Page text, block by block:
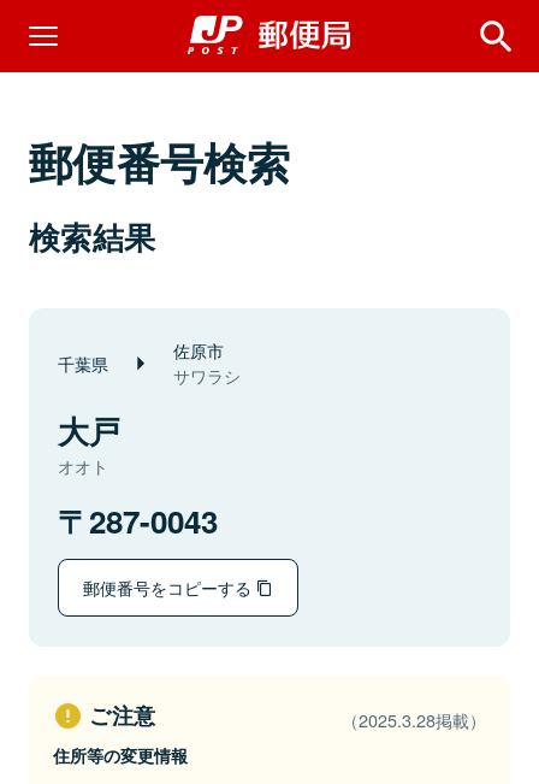
郵便番号検索
検索結果
千葉県 佐原市
サワラシ
大戸
オオト
287-0043
郵便番号をコピーする
ご注意 （2025.3.28掲載）
住所等の変更情報